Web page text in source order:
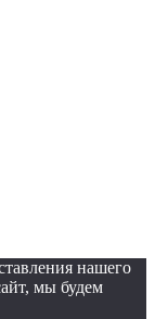
нашего
мы будем